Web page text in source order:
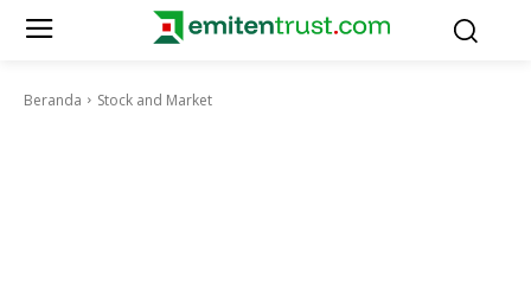
Beranda Stock and Market